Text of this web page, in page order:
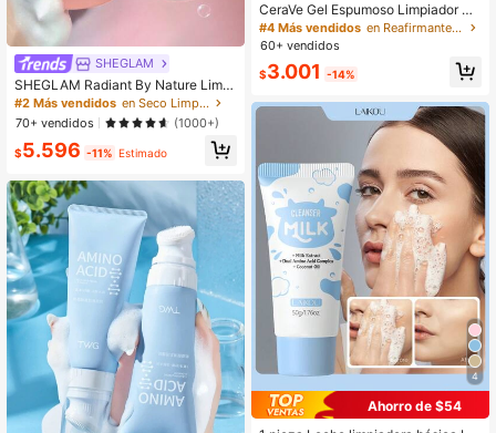
SHEGLAM
SHEGLAM Radiant By Nature Limpi
ador Facial Piel Seca 100Ml Marca
De Belleza CosméTica Maquillaje P
ara Mujeres Y NiñAs
#2 Más vendidos
en Seco Limpiadores
70+ vendidos
(1000+)
$5.596 -11% Estimado
CeraVe Gel Espumoso Limpiador Ca
lmante, 30/88/236ml, Control de Gr
asa & Reparación de la Barrera Cut
para Piel Normal a Grasa
#4 Más vendidos
en Reafirmante Limpiadores
60+ vendidos
$3.001 -14%
4
Ahorro de $54
#3 Más vendidos
en Poros limpios Limpiadores